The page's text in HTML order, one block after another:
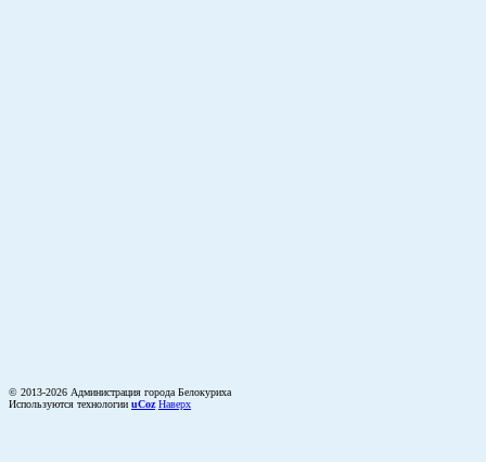
© 2013-2026 Администрация города Белокуриха
Используются технологии uCoz Наверх